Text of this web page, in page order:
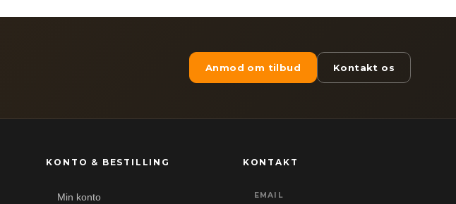
Anmod om tilbud Kontakt os
KONTO & BESTILLING
Min konto
KONTAKT
EMAIL